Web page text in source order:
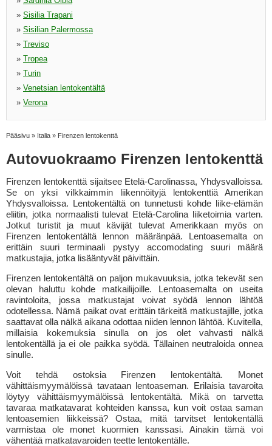
» Sisilia Trapani
» Sisilian Palermossa
» Treviso
» Tropea
» Turin
» Venetsian lentokentältä
» Verona
Pääsivu » Italia » Firenzen lentokenttä
Autovuokraamo Firenzen lentokenttä
Firenzen lentokenttä sijaitsee Etelä-Carolinassa, Yhdysvalloissa.
Se on yksi vilkkaimmin liikennöityjä lentokenttiä Amerikan
Yhdysvalloissa. Lentokentältä on tunnetusti kohde liike-elämän
eliitin, jotka normaalisti tulevat Etelä-Carolina liiketoimia varten.
Jotkut turistit ja muut kävijät tulevat Amerikkaan myös on
Firenzen lentokentältä lennon määränpää. Lentoasemalta on
erittäin suuri terminaali pystyy accomodating suuri määrä
matkustajia, jotka lisääntyvät päivittäin.
Firenzen lentokentältä on paljon mukavuuksia, jotka tekevät sen
olevan haluttu kohde matkailijoille. Lentoasemalta on useita
ravintoloita, jossa matkustajat voivat syödä lennon lähtöä
odotellessa. Nämä paikat ovat erittäin tärkeitä matkustajille, jotka
saattavat olla nälkä aikana odottaa niiden lennon lähtöä. Kuvitella,
millaisia kokemuksia sinulla on jos olet vahvasti nälkä
lentokentällä ja ei ole paikka syödä. Tällainen neutraloida onnea
sinulle.
Voit tehdä ostoksia Firenzen lentokentältä. Monet
vähittäismyymälöissä tavataan lentoaseman. Erilaisia tavaroita
löytyy vähittäismyymälöissä lentokentältä. Mikä on tarvetta
tavaraa matkatavarat kohteiden kanssa, kun voit ostaa saman
lentoasemien liikkeissä? Ostaa, mitä tarvitset lentokentällä
varmistaa ole monet kuormien kanssasi. Ainakin tämä voi
vähentää matkatavaroiden teette lentokentälle.